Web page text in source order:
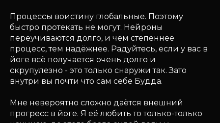
Процессы воистину глобальные. Поэтому
быстро протекать не могут. Нейроны
переучиваются долго, и чем степеннее
процесс, тем надёжнее. Радуйтесь, если у вас в
йоге всё получается очень долго и
скрупулезно - это только снаружи так. Зато
внутри вы почти что сам себе Будда.
Мне невероятно сложно даётся внешний
прогресс в йоге. Я её любить то только-только